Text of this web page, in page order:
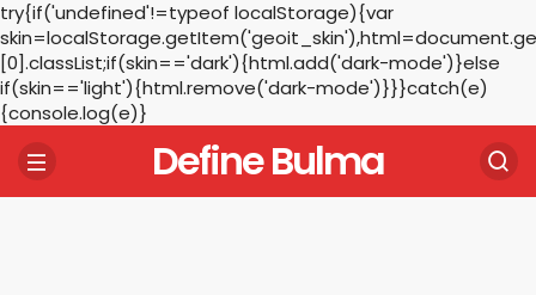
try{if('undefined'!=typeof localStorage){var
[0].classList;if(skin=='dark'){html.add('dark-mode')}else
if(skin=='light'){html.remove('dark-mode')}}}catch(e)
{console.log(e)}
Define Bulma